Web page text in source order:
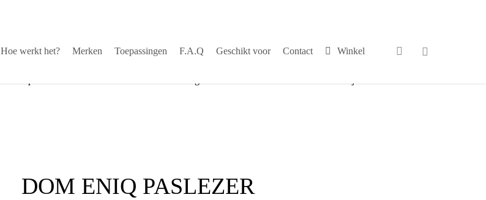
Hoe werkt het? Merken Toepassingen F.A.Q Geschikt voor Contact Winkel search
DOM ENIQ PASLEZER